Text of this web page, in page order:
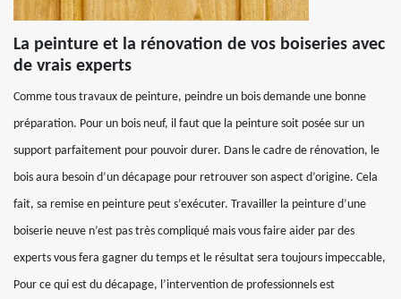
La peinture et la rénovation de vos boiseries avec
de vrais experts
Comme tous travaux de peinture, peindre un bois demande une bonne
préparation. Pour un bois neuf, il faut que la peinture soit posée sur un
support parfaitement pour pouvoir durer. Dans le cadre de rénovation, le
bois aura besoin d’un décapage pour retrouver son aspect d’origine. Cela
fait, sa remise en peinture peut s’exécuter. Travailler la peinture d’une
boiserie neuve n’est pas très compliqué mais vous faire aider par des
experts vous fera gagner du temps et le résultat sera toujours impeccable,
Pour ce qui est du décapage, l’intervention de professionnels est